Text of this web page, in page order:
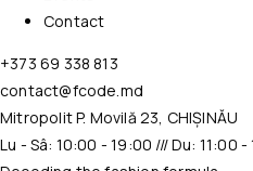
Contact
+373 69 338 813
contact@fcode.md
Mitropolit P. Movilă 23, CHIȘINĂU
Lu - Sâ: 10:00 - 19:00 /// Du: 11:00 -